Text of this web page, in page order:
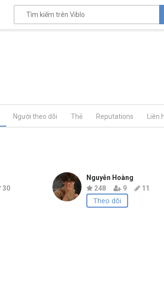
Người theo dõi Thẻ Reputations Liên
30
Nguyễn Hoàng
248
9 11
Theo dõi